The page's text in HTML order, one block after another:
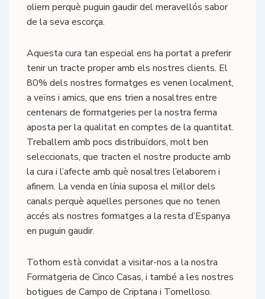
oliem perquè puguin gaudir del meravellós sabor
de la seva escorça.
Aquesta cura tan especial ens ha portat a preferir
tenir un tracte proper amb els nostres clients. El
80% dels nostres formatges es venen localment,
a veïns i amics, que ens trien a nosaltres entre
centenars de formatgeries per la nostra ferma
aposta per la qualitat en comptes de la quantitat.
Treballem amb pocs distribuïdors, molt ben
seleccionats, que tracten el nostre producte amb
la cura i l’afecte amb què nosaltres l’elaborem i
afinem. La venda en línia suposa el millor dels
canals perquè aquelles persones que no tenen
accés als nostres formatges a la resta d’Espanya
en puguin gaudir.
Tothom està convidat a visitar-nos a la nostra
Formatgeria de Cinco Casas, i també a les nostres
botigues de Campo de Criptana i Tomelloso.